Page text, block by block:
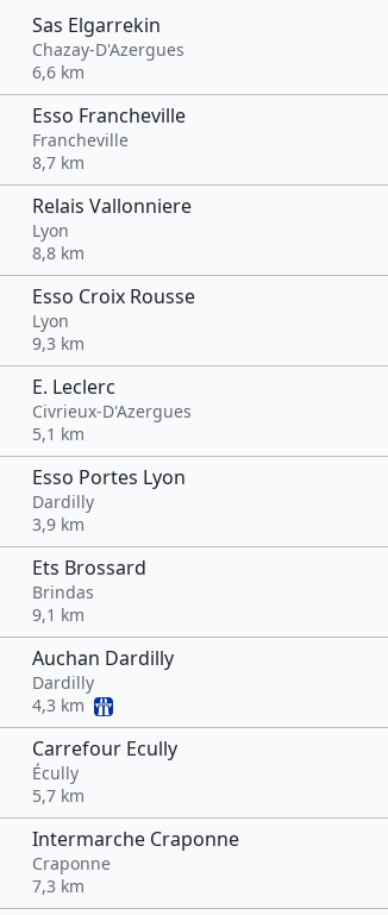
Sas Elgarrekin
Chazay-D'Azergues
6,6 km
Esso Francheville
Francheville
8,7 km
Relais Vallonniere
Lyon
8,8 km
Esso Croix Rousse
Lyon
9,3 km
E. Leclerc
Civrieux-D'Azergues
5,1 km
Esso Portes Lyon
Dardilly
3,9 km
Ets Brossard
Brindas
9,1 km
Auchan Dardilly
Dardilly
4,3 km
Carrefour Ecully
Écully
5,7 km
Intermarche Craponne
Craponne
7,3 km